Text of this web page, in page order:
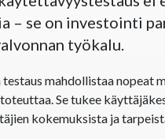
– se on investointi
työkalu.
mahdollistaa nopeat
Se tukee
kokemuksista ja